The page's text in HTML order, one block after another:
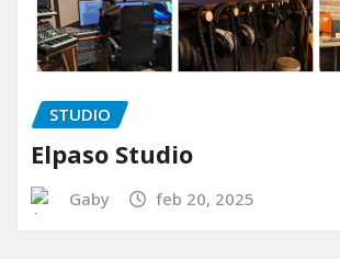
STUDIO
Team Elpaso Media
Ed-It apr 13, 2026